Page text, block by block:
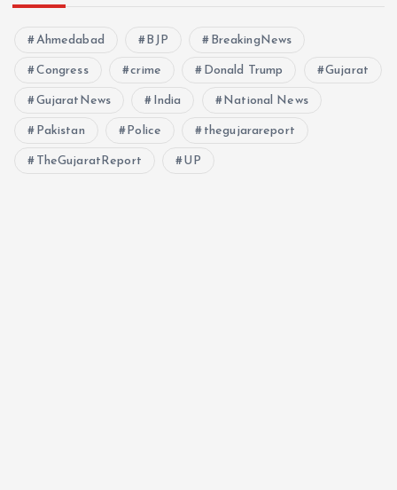
Ahmedabad BJP BreakingNews
Congress crime Donald Trump Gujarat
GujaratNews India National News
Pakistan Police thegujarareport
TheGujaratReport UP